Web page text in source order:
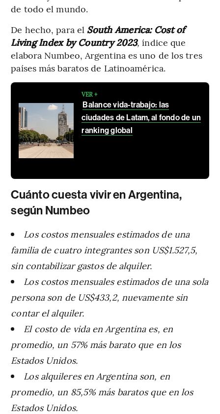
de todo el mundo.
De hecho, para el South America: Cost of
Living Index by Country 2023,índice que
elabora Numbeo, Argentina es uno de los tres
países más baratos de Latinoamérica.
VER +
Balance vida-trabajo: las
ciudades de Latam, al fondo de un
ranking global
Cuánto cuesta vivir en Argentina,
según Numbeo
Los costos mensuales estimados de una
familia de cuatro integrantes son US$1.527,5,
sin contabilizar gastos de alquiler.
Los costos mensuales estimados de una sola
persona son de US$433,2, nuevamente sin
contar el alquiler.
El costo de vida en Argentina es, en
promedio, un 57% más barato que en los
Estados Unidos.
Los alquileres en Argentina son, en
promedio, un 85,5% más baratos que en los
Estados Unidos.